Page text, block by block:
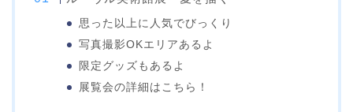
思った以上に人気でびっくり
写真撮影OKエリアあるよ
限定グッズもあるよ
展覧会の詳細はこちら！